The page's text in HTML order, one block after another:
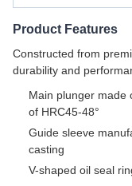
Product Features
Constructed from
durability and
Main plunger made
of HRC45-48°
Guide sleeve
casting
V-shaped oil seal